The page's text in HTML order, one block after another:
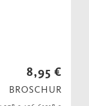
8,95 €
BROSCHUR